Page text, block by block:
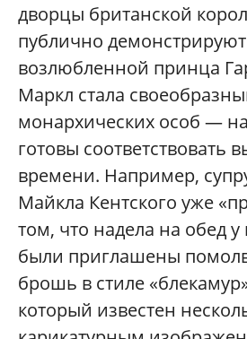
дворцы британской
публично
возлюбленной принца
Маркл стала
монархических особ —
готовы соответствовать
времени. Например,
Майкла Кентского уже
том, что надела на обед у
были приглашены
брошь в стиле
который известен